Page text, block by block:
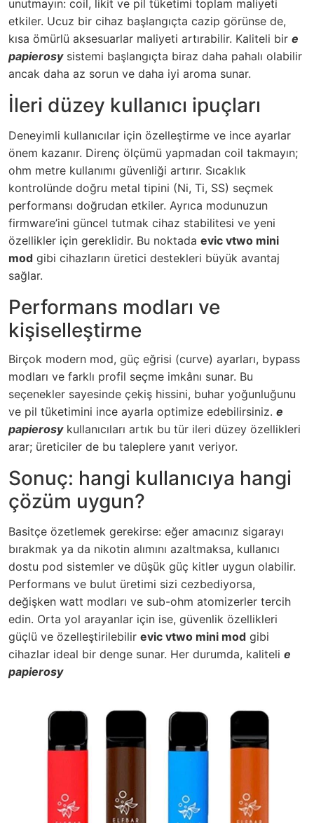
unutmayın: coil, likit ve pil tüketimi toplam maliyeti
etkiler. Ucuz bir cihaz başlangıçta cazip görünse de,
kısa ömürlü aksesuarlar maliyeti artırabilir. Kaliteli bir e
papierosysistemi başlangıçta biraz daha pahalı olabilir
ancak daha az sorun ve daha iyi aroma sunar.
İleri düzey kullanıcı ipuçları
Deneyimli kullanıcılar için özelleştirme ve ince ayarlar
önem kazanır. Direnç ölçümü yapmadan coil takmayın;
ohm metre kullanımı güvenliği artırır. Sıcaklık
kontrolünde doğru metal tipini (Ni, Ti, SS) seçmek
performansı doğrudan etkiler. Ayrıca modunuzun
firmware’ini güncel tutmak cihaz stabilitesi ve yeni
özellikler için gereklidir. Bu noktada evic vtwo mini
mod gibi cihazların üretici destekleri büyük avantaj
sağlar.
Performans modları ve
kişiselleştirme
Birçok modern mod, güç eğrisi (curve) ayarları, bypass
modları ve farklı profil seçme imkânı sunar. Bu
seçenekler sayesinde çekiş hissini, buhar yoğunluğunu
ve pil tüketimini ince ayarla optimize edebilirsiniz. e
papierosykullanıcıları artık bu tür ileri düzey özellikleri
arar; üreticiler de bu taleplere yanıt veriyor.
Sonuç: hangi kullanıcıya hangi
çözüm uygun?
Basitçe özetlemek gerekirse: eğer amacınız sigarayı
bırakmak ya da nikotin alımını azaltmaksa, kullanıcı
dostu pod sistemler ve düşük güç kitler uygun olabilir.
Performans ve bulut üretimi sizi cezbediyorsa,
değişken watt modları ve sub-ohm atomizerler tercih
edin. Orta yol arayanlar için ise, güvenlik özellikleri
güçlü ve özelleştirilebilir evic vtwo mini mod gibi
cihazlar ideal bir denge sunar. Her durumda, kaliteli e
papierosy